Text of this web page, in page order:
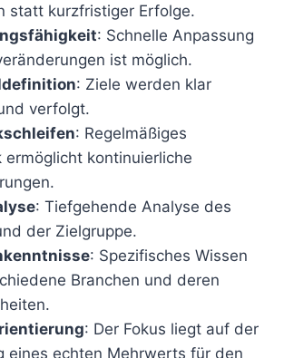
statt kurzfristiger Erfolge.
: Schnelle Anpassung
ist möglich.
: Ziele werden klar
verfolgt.
: Regelmäßiges
ermöglicht kontinuierliche
: Tiefgehende Analyse des
der Zielgruppe.
: Spezifisches Wissen
Branchen und deren
: Der Fokus liegt auf der
eines echten Mehrwerts für den